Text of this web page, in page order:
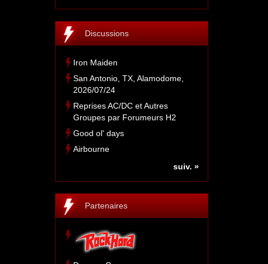
Discussions
Iron Maiden
San Antonio, TX, Alamodome,
2026/07/24
Reprises AC/DC et Autres
Groupes par Forumeurs H2
Good ol' days
Airbourne
suiv. »
Partenaires